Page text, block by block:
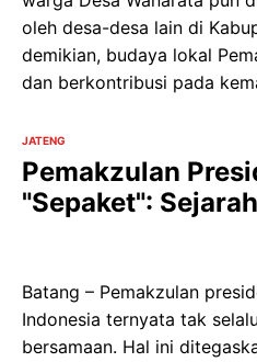
oleh desa-desa lain di
demikian, budaya lokal
dan berkontribusi pada
JATENG
Pemakzulan
"Sepaket":
Batang – Pemakzulan
Indonesia ternyata tak
bersamaan. Hal ini